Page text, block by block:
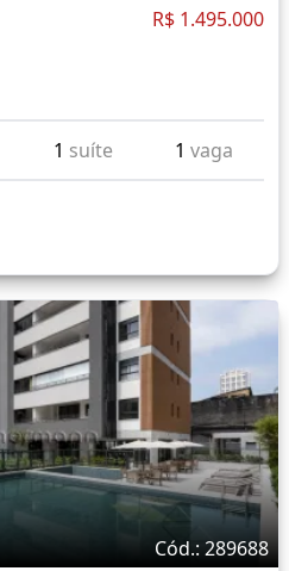
R$ 1.495.000
1 suíte 1 vaga
Cód.: 289688